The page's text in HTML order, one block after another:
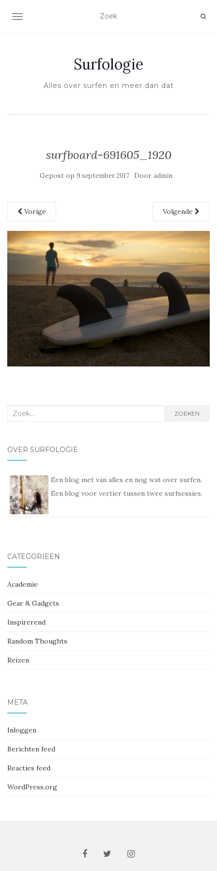
SCHAKEL NAVIGATIE
Surfologie
Alles over surfen en meer dan dat
surfboard-691605_1920
Gepost op 9 september 2017 Door admin
Vorige Volgende
Zoek
ZOEKEN
OVER SURFOLOGIE
Een blog met van alles en nog wat over surfen.
Een blog voor vertier tussen twee surfsessies.
CATEGORIEËN
Academie
Gear & Gadgets
Inspirerend
Random Thoughts
Reizen
META
Inloggen
Berichten feed
Reacties feed
WordPress.org